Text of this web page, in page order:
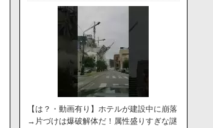
【は？・動画有り】ホテルが建設中に崩落
→片づけは爆破解体だ！属性盛りすぎな謎